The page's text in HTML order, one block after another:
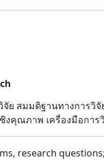
สมมติฐานทางการวิ
ณภาพ เครื่องมือการ
research